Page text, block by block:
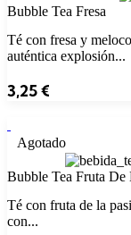
Bubble Tea Fresa
Té con fresa y
auténtica explosión...
3,25€
Agotado
Bubble Tea Fruta De
Té con fruta de la
con...